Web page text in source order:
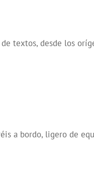
textos, desde los
a bordo, ligero de